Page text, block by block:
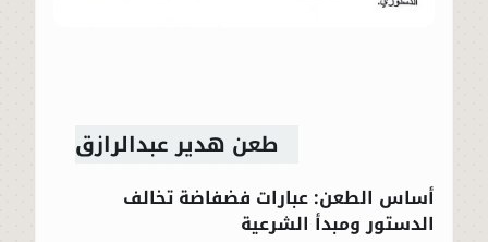
طعن هدير عبدالرازق
أساس الطعن: عبارات فضفاضة تخالف
الدستور ومبدأ الشرعية